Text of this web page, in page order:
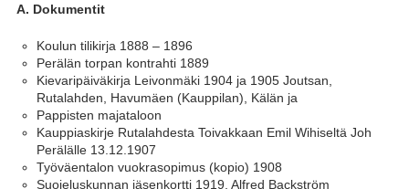
A. Dokumentit
Koulun tilikirja 1888 – 1896
Perälän torpan kontrahti 1889
Kievaripäiväkirja Leivonmäki 1904 ja 1905 Joutsan,
Rutalahden, Havumäen (Kauppilan), Kälän ja
Pappisten majataloon
Kauppiaskirje Rutalahdesta Toivakkaan Emil Wihiseltä Joh
Perälälle 13.12.1907
Työväentalon vuokrasopimus (kopio) 1908
Suojeluskunnan jäsenkortti 1919, Alfred Backström